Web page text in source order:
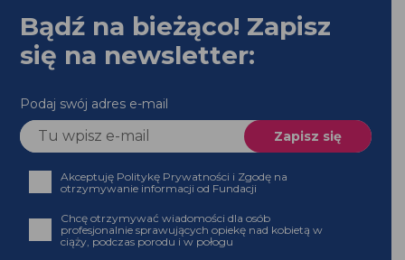
Bądź na bieżąco! Zapisz
się na newsletter:
Podaj swój adres e-mail
Akceptuję Politykę Prywatności i Zgodę na
otrzymywanie informacji od Fundacji
Chcę otrzymywać wiadomości dla osób
profesjonalnie sprawujących opiekę nad kobietą w
ciąży, podczas porodu i w połogu